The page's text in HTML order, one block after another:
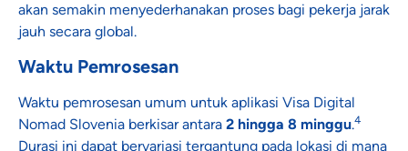
akan semakin menyederhanakan proses bagi pekerja jarak
jauh secara global.
Waktu Pemrosesan
Waktu pemrosesan umum untuk aplikasi Visa Digital
Nomad Slovenia berkisar antara 2 hingga 8 minggu.4
Durasi ini dapat bervariasi tergantung pada lokasi di mana